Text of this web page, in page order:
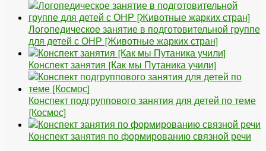
Логопедическое занятие в подготовительной группе
для детей с ОНР [Животные жарких стран]
Конспект занятия [Как мы Путаника учили]
Конспект подгруппового занятия для детей по теме
[Космос]
Конспект занятия по формированию связной речи